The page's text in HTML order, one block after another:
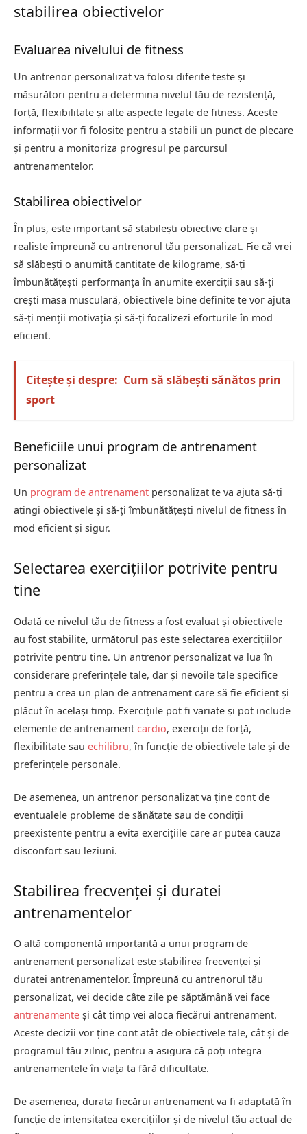
stabilirea obiectivelor
Evaluarea nivelului de fitness
Un antrenor personalizat va folosi diferite teste și
măsurători pentru a determina nivelul tău de rezistență,
forță, flexibilitate și alte aspecte legate de fitness. Aceste
informații vor fi folosite pentru a stabili un punct de plecare
și pentru a monitoriza progresul pe parcursul
antrenamentelor.
Stabilirea obiectivelor
În plus, este important să stabilești obiective clare și
realiste împreună cu antrenorul tău personalizat. Fie că vrei
să slăbești o anumită cantitate de kilograme, să-ți
îmbunătățești performanța în anumite exerciții sau să-ți
crești masa musculară, obiectivele bine definite te vor ajuta
să-ți menții motivația și să-ți focalizezi eforturile în mod
eficient.
Citește și despre: Cum să slăbești sănătos prin
sport
Beneficiile unui program de antrenament
personalizat
Un program de antrenament personalizat te va ajuta să-ți
atingi obiectivele și să-ți îmbunătățești nivelul de fitness în
mod eficient și sigur.
Selectarea exercițiilor potrivite pentru
tine
Odată ce nivelul tău de fitness a fost evaluat și obiectivele
au fost stabilite, următorul pas este selectarea exercițiilor
potrivite pentru tine. Un antrenor personalizat va lua în
considerare preferințele tale, dar și nevoile tale specifice
pentru a crea un plan de antrenament care să fie eficient și
plăcut în același timp. Exercițiile pot fi variate și pot include
elemente de antrenament cardio, exerciții de forță,
flexibilitate sau echilibru, în funcție de obiectivele tale și de
preferințele personale.
De asemenea, un antrenor personalizat va ține cont de
eventualele probleme de sănătate sau de condiții
preexistente pentru a evita exercițiile care ar putea cauza
disconfort sau leziuni.
Stabilirea frecvenței și duratei
antrenamentelor
O altă componentă importantă a unui program de
antrenament personalizat este stabilirea frecvenței și
duratei antrenamentelor. Împreună cu antrenorul tău
personalizat, vei decide câte zile pe săptămână vei face
antrenamente și cât timp vei aloca fiecărui antrenament.
Aceste decizii vor ține cont atât de obiectivele tale, cât și de
programul tău zilnic, pentru a asigura că poți integra
antrenamentele în viața ta fără dificultate.
De asemenea, durata fiecărui antrenament va fi adaptată în
funcție de intensitatea exercițiilor și de nivelul tău actual de